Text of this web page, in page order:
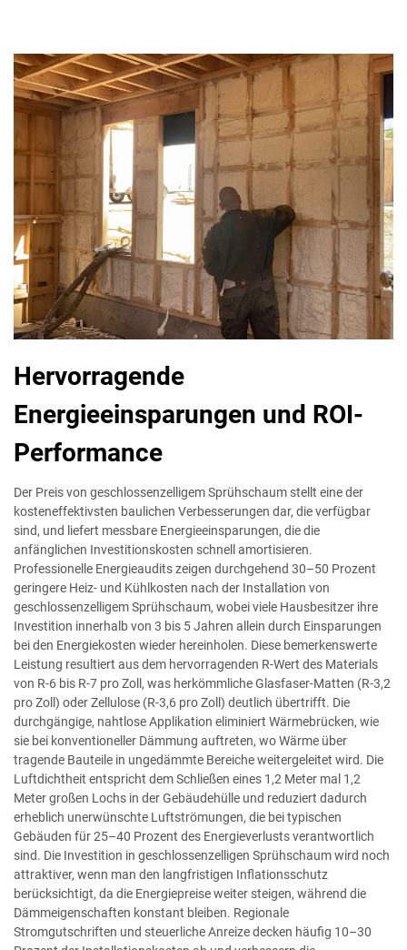
Hervorragende
Energieeinsparungen und ROI-
Performance
Der Preis von geschlossenzelligem Sprühschaum stellt eine der
kosteneffektivsten baulichen Verbesserungen dar, die verfügbar
sind, und liefert messbare Energieeinsparungen, die die
anfänglichen Investitionskosten schnell amortisieren.
Professionelle Energieaudits zeigen durchgehend 30–50 Prozent
geringere Heiz- und Kühlkosten nach der Installation von
geschlossenzelligem Sprühschaum, wobei viele Hausbesitzer ihre
Investition innerhalb von 3 bis 5 Jahren allein durch Einsparungen
bei den Energiekosten wieder hereinholen. Diese bemerkenswerte
Leistung resultiert aus dem hervorragenden R-Wert des Materials
von R-6 bis R-7 pro Zoll, was herkömmliche Glasfaser-Matten (R-3,2
pro Zoll) oder Zellulose (R-3,6 pro Zoll) deutlich übertrifft. Die
durchgängige, nahtlose Applikation eliminiert Wärmebrücken, wie
sie bei konventioneller Dämmung auftreten, wo Wärme über
tragende Bauteile in ungedämmte Bereiche weitergeleitet wird. Die
Luftdichtheit entspricht dem Schließen eines 1,2 Meter mal 1,2
Meter großen Lochs in der Gebäudehülle und reduziert dadurch
erheblich unerwünschte Luftströmungen, die bei typischen
Gebäuden für 25–40 Prozent des Energieverlusts verantwortlich
sind. Die Investition in geschlossenzelligen Sprühschaum wird noch
attraktiver, wenn man den langfristigen Inflationsschutz
berücksichtigt, da die Energiepreise weiter steigen, während die
Dämmeigenschaften konstant bleiben. Regionale
Stromgutschriften und steuerliche Anreize decken häufig 10–30